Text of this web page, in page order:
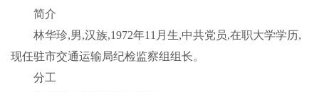
简介
林华珍,男,汉族,1972年11月生,中共党员,在职大学学历,
现任驻市交通运输局纪检监察组组长。
分工